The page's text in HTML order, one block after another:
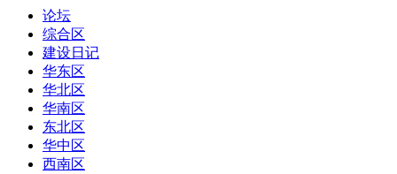
论坛
综合区
建设日记
华东区
华北区
华南区
东北区
华中区
西南区